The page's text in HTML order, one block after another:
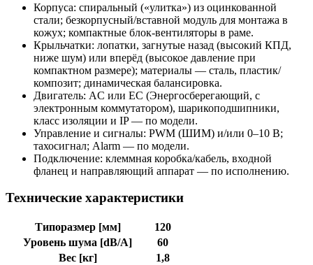
Корпуса: спиральный («улитка») из оцинкованной
стали; безкорпусный/вставной модуль для монтажа в
кожух; компактные блок-вентиляторы в раме.
Крыльчатки: лопатки, загнутые назад (высокий КПД,
ниже шум) или вперёд (высокое давление при
компактном размере); материалы — сталь, пластик/
композит; динамическая балансировка.
Двигатель: AC или EC (Энергосберегающий, с
электронным коммутатором), шарикоподшипники,
класс изоляции и IP — по модели.
Управление и сигналы: PWM (ШИМ) и/или 0–10 В;
тахосигнал; Alarm — по модели.
Подключение: клеммная коробка/кабель, входной
фланец и направляющий аппарат — по исполнению.
Технические характеристики
Типоразмер [мм]
120
Уровень шума [dB/A]
60
Вес [кг]
1,8